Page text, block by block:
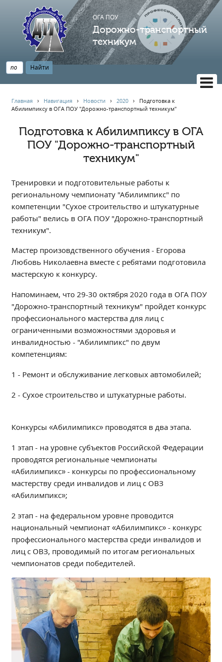
ОГА ПОУ
Дорожно-транспортный
техникум
НАВИГАЦИЯ
Главная
Профессионалитет
Новости
Наблюдательный совет
Информация
Независимая оценка качества
Обращения онлайн
Контакты
Учебно-производственный комплекс
Центр карьеры
Противодействие коррупции
Всероссийское чемпионатное движение
Региональная инновационная площадка
Основные сведения
организацией
Образование
Образовательные стандарты и требования
Руководство
Педагогический состав
Материально-техническое обеспечение и
оснащенность образовательного процесса.
Доступная среда
Стипендии и меры поддержки обучающихся
Платные образовательные услуги
Финансово-хозяйственная деятельность
Вакантные места для приёма (перевода)
Международное сотрудничество
Организация питания в образовательной
организации
УЧЕБНАЯ РАБОТА
Главная › Навигация › Новости ›2020 › Подготовка к
Абилимпиксу в ОГА ПОУ "Дорожно-транспортный техникум"
Подготовка к Абилимпиксу в ОГА
ПОУ "Дорожно-транспортный
техникум"
Тренировки и подготовительные работы к
региональному чемпионату "Абилимпикс" по
компетенции "Сухое строительство и штукатурные
работы" велись в ОГА ПОУ "Дорожно-транспортный
техникум".
Мастер произовдственного обучения - Егорова
Любовь Николаевна вместе с ребятами подготовила
мастерскую к конкурсу.
Напоминаем, что 29-30 октября 2020 года в ОГА ПОУ
"Дорожно-транспортный техникум" пройдет конкурс
профессионального мастерства для лиц с
ограниченными возможностями здоровья и
инвалидностью - "Абилимпикс" по двум
компетенциям:
1 - Ремонт и обслуживание легковых автомобилей;
2 - Сухое строительство и штукатурные работы.
Конкурсы «Абилимпикс» проводятся в два этапа.
1 этап - на уровне субъектов Российской Федерации
проводятся региональные чемпионаты
«Абилимпикс» - конкурсы по профессиональному
мастерству среди инвалидов и лиц с ОВЗ
«Абилимпикс»;
2 этап - на федеральном уровне проводится
национальный чемпионат «Абилимпикс» - конкурс
профессионального мастерства среди инвалидов и
лиц с ОВЗ, проводимый по итогам региональных
чемпионатов среди победителей.